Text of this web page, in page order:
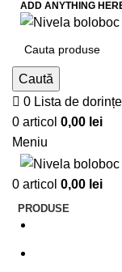
ADD ANYTHING
Caută
0 Lista de dorințe
0 articol 0,00 lei
Meniu
0 articol 0,00 lei
PRODUSE